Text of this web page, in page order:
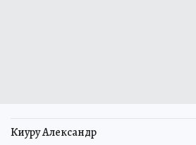
Киуру Александр